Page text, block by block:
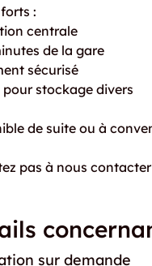
:
centrale
de la gare
sécurisé
pour stockage divers
de suite ou à
pas à nous
sur demande